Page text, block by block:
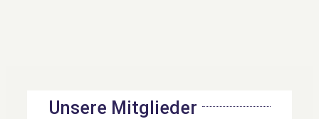
Unsere Mitgliederkoeneke2026-07-
Unsere Mitglieder